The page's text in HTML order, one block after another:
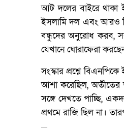
আট দলের বাইরে থাকা
ইসলামি দল এবং আরও
বন্ধুদের অনুরোধ করব,
যেখানে ঘোরাফেরা
সংস্কার প্রশ্নে
আশা করেছিল, অতীতের
সঙ্গে দেখতে পাচ্ছি,
প্রথমে রাজি ছিল না।